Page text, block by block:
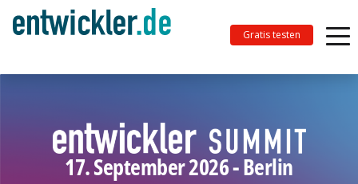
Gratis testen
17. September 2026 - Berlin